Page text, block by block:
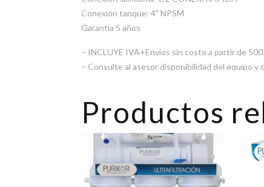
Conexión tanque: 4″ NPSM
Garantía 5 años
– INCLUYE IVA+Envíos sin costo a partir de
– Consulte al asesor disponibilidad del equipo y
Productos